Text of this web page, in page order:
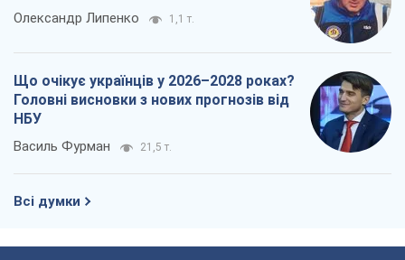
Олександр Липенко 1,1 т.
Що очікує українців у 2026–2028 роках?
Головні висновки з нових прогнозів від
НБУ
Василь Фурман 21,5 т.
Всі думки